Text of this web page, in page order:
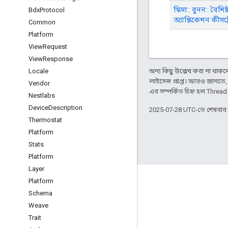
BdxProtocol
Common
Platform
ViewRequest
ViewResponse
Locale
Vendor
Nestlabs
DeviceDescription
Thermostat
Platform
Stats
Platform
Layer
Platform
Schema
Weave
Trait
স্কিমা:: বুনন::
অ্যাপ্লিকেশন
অন্য কিছু উল্লেখ করা না
লাইসেন্স প্রাপ্ত। আরও জানতে,
এর সম্পর্কিত চিহ্ন হল
2025-07-28 UTC-তে
GitHub
OpenWeave